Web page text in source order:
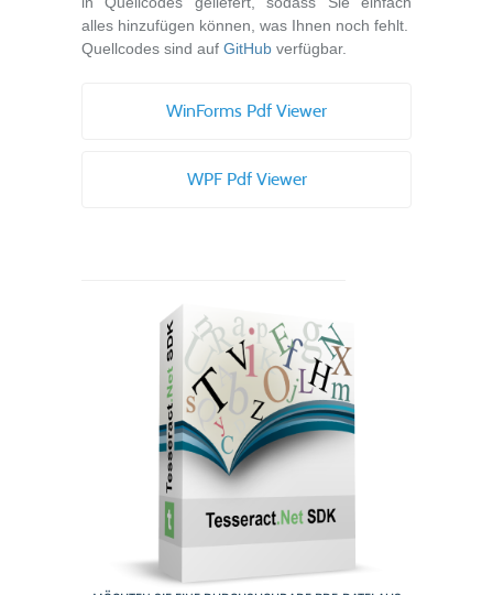
alles hinzufügen können, was Ihnen noch fehlt.
Quellcodes sind auf GitHub verfügbar.
WinForms Pdf Viewer
WPF Pdf Viewer